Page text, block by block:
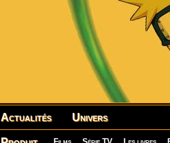
Actualités Univers